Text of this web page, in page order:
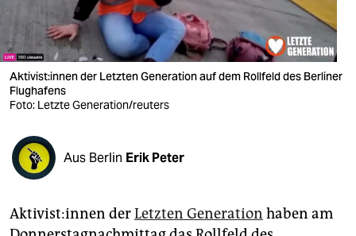
wahrheit
verlag
verlag
shop
fragen & hilfe
unterstützen
Ak­ti­vis­t:in­nen der Letzten Generation auf dem Rollfeld des Berliner
Flughafens
Foto: Letzte Generation/reuters
Aus Berlin Erik Peter
Ak­ti­vis­t:in­nen derLetzten Generation haben am